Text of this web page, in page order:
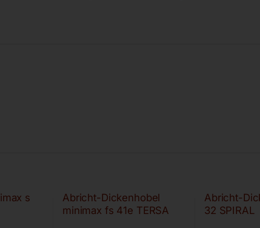
s
Abricht-Dickenhobel
minimax fs 41e TERSA
Abricht-
32 SPIRAL